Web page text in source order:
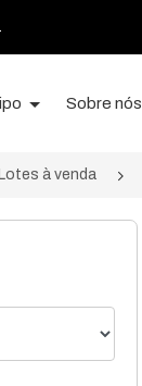
Sobre nós
à venda